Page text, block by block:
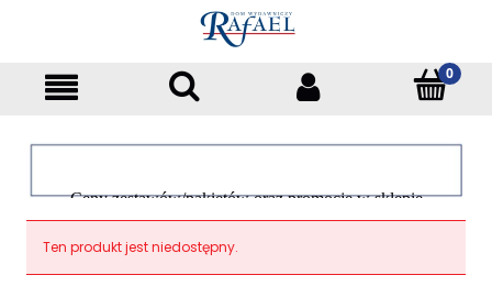
Ceny zestawów/pakietów oraz promocje w sklepie
dotyczą tylko klientów indywidualnych
Ten produkt jest niedostępny.